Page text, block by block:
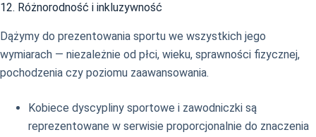
12. Różnorodność i inkluzywność
Dążymy do prezentowania sportu we wszystkich jego
wymiarach — niezależnie od płci, wieku, sprawności fizycznej,
pochodzenia czy poziomu zaawansowania.
Kobiece dyscypliny sportowe i zawodniczki są
reprezentowane w serwisie proporcjonalnie do znaczenia